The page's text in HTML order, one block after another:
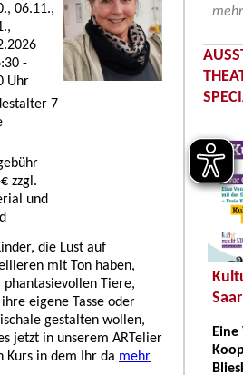
06.11.,
-
Uhr
7
zzgl.
und
die Lust auf
mit Ton haben,
phantasievollen Tiere,
eigene Tasse oder
gestalten wollen,
jetzt in unserem ARTelier
Kurs in dem Ihr da mehr